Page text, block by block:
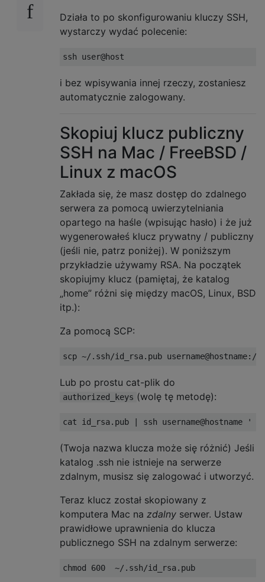
Działa to po skonfigurowaniu kluczy SSH,
wystarczy wydać polecenie:
ssh user@host
i bez wpisywania innej rzeczy, zostaniesz
automatycznie zalogowany.
Skopiuj klucz publiczny
SSH na Mac / FreeBSD /
Linux z macOS
Zakłada się, że masz dostęp do zdalnego
serwera za pomocą uwierzytelniania
opartego na haśle (wpisując hasło) i że już
wygenerowałeś klucz prywatny / publiczny
(jeśli nie, patrz poniżej). W poniższym
przykładzie używamy RSA. Na początek
skopiujmy klucz (pamiętaj, że katalog
„home” różni się między macOS, Linux, BSD
itp.):
Za pomocą SCP:
scp ~/. ssh/id_rsa. pub username@hostname:/
Lub po prostu cat-plik do
authorized_keys (wolę tę metodę):
cat id_rsa. pub | ssh username@hostname '
(Twoja nazwa klucza może się różnić) Jeśli
katalog .ssh nie istnieje na serwerze
zdalnym, musisz się zalogować i utworzyć.
Teraz klucz został skopiowany z
komputera Mac na zdalny serwer. Ustaw
prawidłowe uprawnienia do klucza
publicznego SSH na zdalnym serwerze:
chmod 600 ~/. ssh/id_rsa. pub